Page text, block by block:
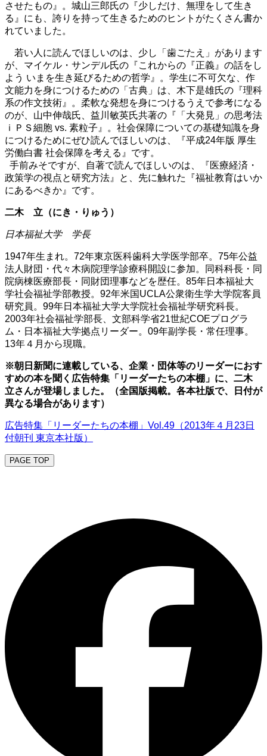
させたもの』。城山三郎氏の『少しだけ、無理をして生き
る』にも、誇りを持って生きるためのヒントがたくさん書か
れていました。
若い人に読んでほしいのは、少し「歯ごたえ」があります
が、マイケル・サンデル氏の『これからの『正義』の話をし
よう いまを生き延びるための哲学』。学生に不可欠な、作
文能力を身につけるための「古典」は、木下是雄氏の『理科
系の作文技術』。柔軟な発想を身につけるうえで参考になる
のが、山中伸哉氏、益川敏英氏共著の『「大発見」の思考法
ｉＰＳ細胞 vs. 素粒子』。社会保障についての基礎知識を身
につけるためにぜひ読んでほしいのは、『平成24年版 厚生
労働白書 社会保障を考える』です。
手前みそですが、自著で読んでほしいのは、『医療経済・
政策学の視点と研究方法』と、先に触れた『福祉教育はいか
にあるべきか』です。
二木 立（にき・りゅう）
日本福祉大学 学長
1947年生まれ。72年東京医科歯科大学医学部卒。75年公益
法人財団・代々木病院理学診療科開設に参加。同科科長・同
院病棟医療部長・同財団理事などを歴任。85年日本福祉大
学社会福祉学部教授。92年米国UCLA公衆衛生学大学院客員
研究員。99年日本福祉大学大学院社会福祉学研究科長。
2003年社会福祉学部長、文部科学省21世紀COEプログラ
ム・日本福祉大学拠点リーダー。09年副学長・常任理事。
13年４月から現職。
※朝日新聞に連載している、企業・団体等のリーダーにおす
すめの本を聞く広告特集「リーダーたちの本棚」に、二木
立さんが登場しました。（全国版掲載。各本社版で、日付が
異なる場合があります）
広告特集「リーダーたちの本棚」Vol.49（2013年４月23日
付朝刊 東京本社版）
PAGE TOP